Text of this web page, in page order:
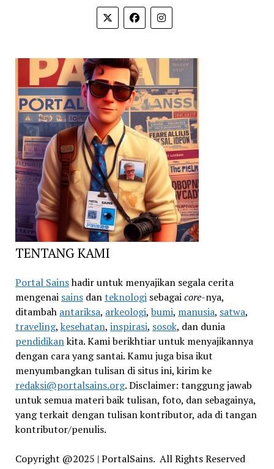
TENTANG KAMI
Portal Sainshadir untuk menyajikan segala cerita
mengenai sainsdanteknologisebagaicore-nya,
ditambah antariksa, arkeologi, bumi, manusia, satwa,
traveling, kesehatan, inspirasi, sosok, dan dunia
pendidikankita. Kami berikhtiar untuk menyajikannya
dengan cara yang santai. Kamu juga bisa ikut
menyumbangkan tulisan di situs ini, kirim ke
redaksi@portalsains.org. Disclaimer: tanggung jawab
untuk semua materi baik tulisan, foto, dan sebagainya,
yang terkait dengan tulisan kontributor, ada di tangan
kontributor/penulis.
Copyright @2025 | PortalSains. All Rights Reserved